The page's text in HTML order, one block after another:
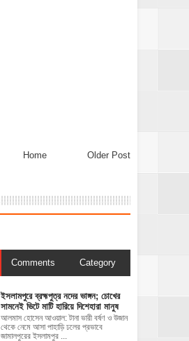
Older Post
Home
Comments Category
ইসলামপুরে ব্রহ্মপুত্র নদের ভাঙ্গন; চোখের
সামনেই ভিটে মাটি হারিয়ে দিশেহারা মানুষ
আলমাস হোসেন আওয়াল: টানা ভারী বর্ষণ ও উজান
থেকে নেমে আসা পাহাড়ি ঢলের প্রভাবে
জামালপুরের ইসলামপুর ...